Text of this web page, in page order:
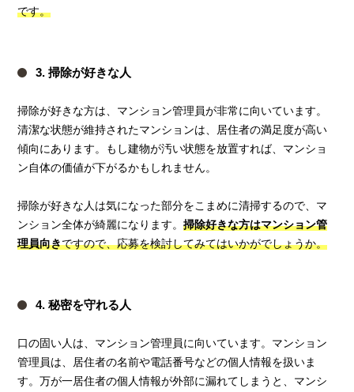
です。
3. 掃除が好きな人
掃除が好きな方は、マンション管理員が非常に向いています。
清潔な状態が維持されたマンションは、居住者の満足度が高い
傾向にあります。もし建物が汚い状態を放置すれば、マンショ
ン自体の価値が下がるかもしれません。
掃除が好きな人は気になった部分をこまめに清掃するので、マ
ンション全体が綺麗になります。掃除好きな方はマンション管
理員向きですので、応募を検討してみてはいかがでしょうか。
4. 秘密を守れる人
口の固い人は、マンション管理員に向いています。マンション
管理員は、居住者の名前や電話番号などの個人情報を扱いま
す。万が一居住者の個人情報が外部に漏れてしまうと、マンシ